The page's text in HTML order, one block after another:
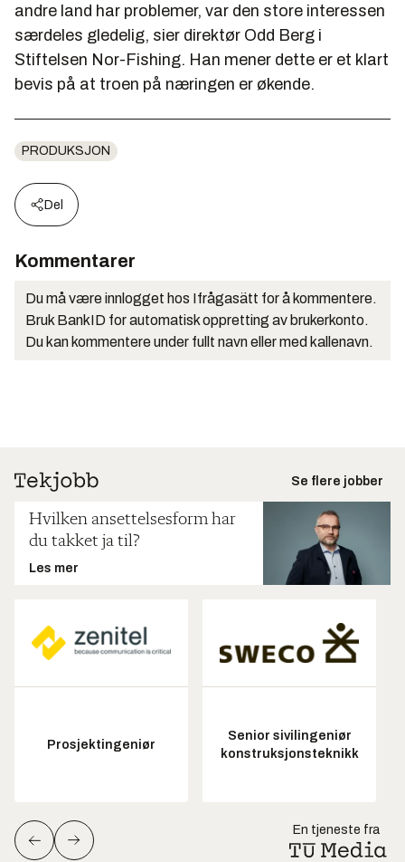
andre land har problemer, var den store interessen
særdeles gledelig, sier direktør Odd Berg i
Stiftelsen Nor-Fishing. Han mener dette er et klart
bevis på at troen på næringen er økende.
PRODUKSJON
Del
Kommentarer
Du må være innlogget hos Ifrågasätt for å kommentere.
Bruk BankID for automatisk oppretting av brukerkonto.
Du kan kommentere under fullt navn eller med kallenavn.
Se flere jobber
Hvilken ansettelsesform har
du takket ja til?
Les mer
Prosjektingeniør
Senior sivilingeniør
konstruksjonsteknikk
En tjeneste fra